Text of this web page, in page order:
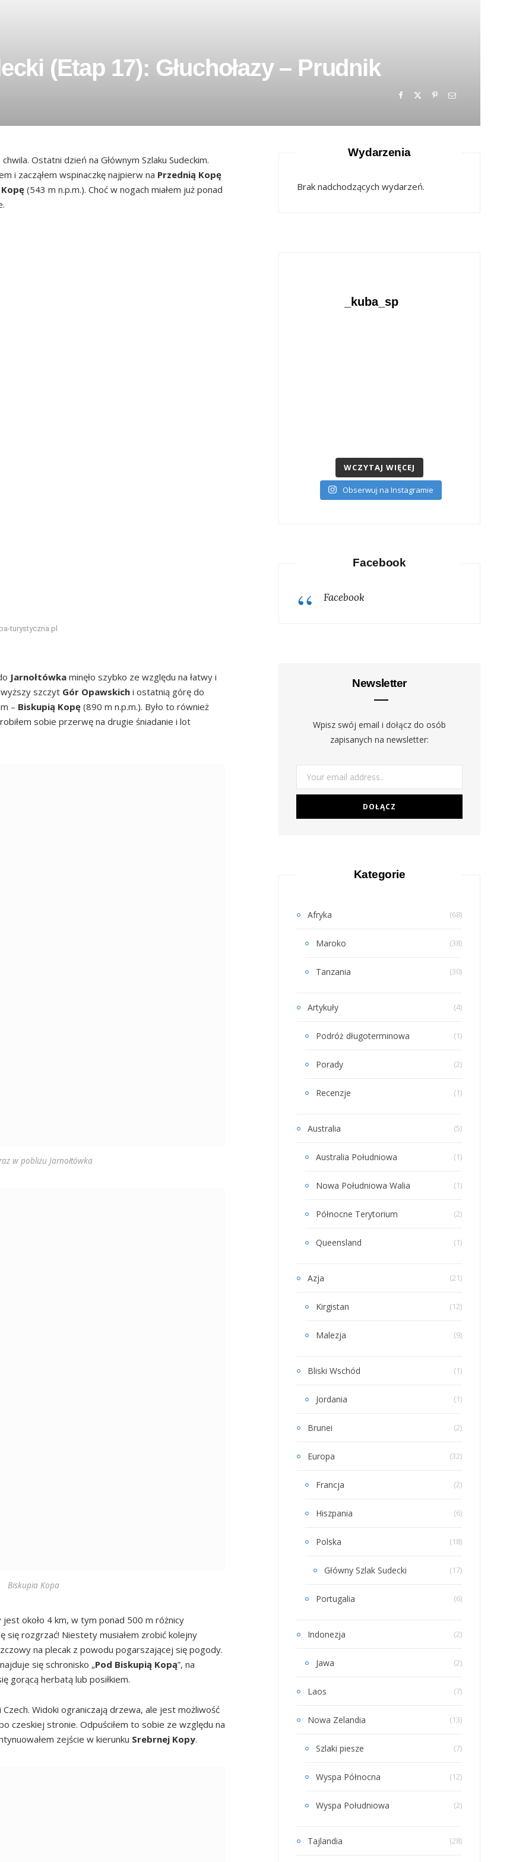
(Etap 17): Głuchołazy – Prudnik
Ostatni dzień na Głównym Szlaku Sudeckim.
i zacząłem wspinaczkę najpierw na Przednią Kopę
(543 m n.p.m.). Choć w nogach miałem już ponad
turystyczna.pl
Jarnołtówkaminęło szybko ze względu na łatwy i
szczyt Gór Opawskichi ostatnią górę do
– Biskupią Kopę(890 m n.p.m.). Było to również
sobie przerwę na drugie śniadanie i lot
w pobliżu Jarnołtówka
Biskupia Kopa
jest około 4 km, w tym ponad 500 m różnicy
się rozgrzać! Niestety musiałem zrobić kolejny
na plecak z powodu pogarszającej się pogody.
się schronisko „Pod Biskupią Kopą”, na
gorącą herbatą lub posiłkiem.
Widoki ograniczają drzewa, ale jest możliwość
czeskiej stronie. Odpuściłem to sobie ze względu na
zejście w kierunku Srebrnej Kopy.
Wydarzenia
Brak nadchodzących wydarzeń.
_kuba_sp
WCZYTAJ WIĘCEJ
Obserwuj na Instagramie
Facebook
Facebook
Newsletter
Wpisz swój email i dołącz do osób
zapisanych na newsletter:
Kategorie
Afryka (68)
Maroko (38)
Tanzania (30)
Artykuły (4)
Podróż długoterminowa (1)
Porady (2)
Recenzje (1)
Australia (5)
Australia Południowa (1)
Nowa Południowa Walia (1)
Północne Terytorium (2)
Queensland (1)
Azja (21)
Kirgistan (12)
Malezja (9)
Bliski Wschód (1)
Jordania (1)
Brunei (2)
Europa (32)
Francja (2)
Hiszpania (6)
Polska (18)
Główny Szlak Sudecki (17)
Portugalia (6)
Indonezja (2)
Jawa (2)
Laos (7)
Nowa Zelandia (13)
Szlaki piesze (7)
Wyspa Północna (12)
Wyspa Południowa (2)
Tajlandia (28)